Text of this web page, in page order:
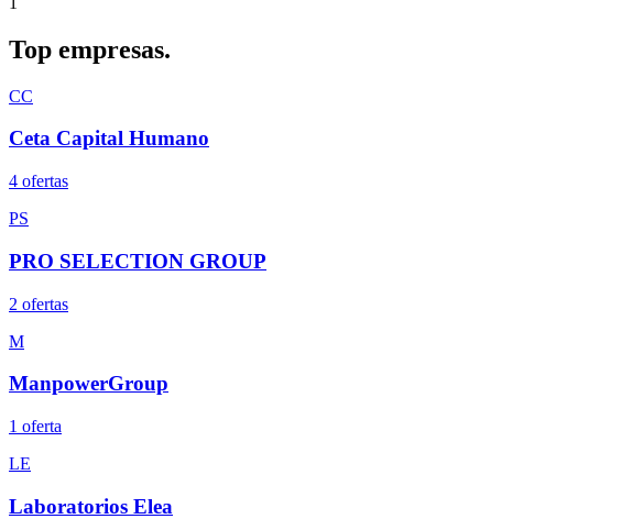
Top empresas.
CC
Ceta Capital Humano
4 ofertas
PS
PRO SELECTION GROUP
2 ofertas
M
ManpowerGroup
1 oferta
LE
Laboratorios Elea